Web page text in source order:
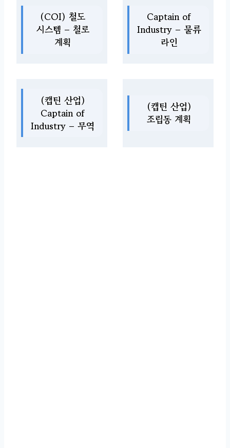
(COI) 철도
시스템 – 철로
계획
Captain of
Industry – 물류
라인
(캡틴 산업)
Captain of
Industry – 무역
(캡틴 산업)
조립동 계획